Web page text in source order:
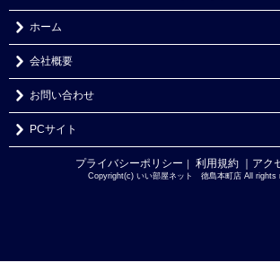
ホーム
会社概要
お問い合わせ
PCサイト
プライバシーポリシー ｜ 利用規約 ｜アク
Copyright(c) いい部屋ネット 徳島本町店 All rights